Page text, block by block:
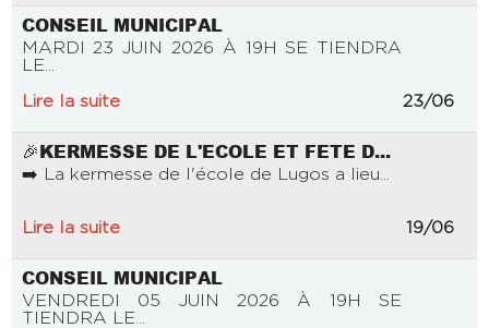
CONSEIL MUNICIPAL
MARDI 23 JUIN 2026 À 19H SE TIENDRA
LE...
Lire la suite 23/06
🎉KERMESSE DE L'ECOLE ET FETE D...
➡️ La kermesse de l'école de Lugos a lieu...
Lire la suite 19/06
CONSEIL MUNICIPAL
VENDREDI 05 JUIN 2026 À 19H SE
TIENDRA LE...